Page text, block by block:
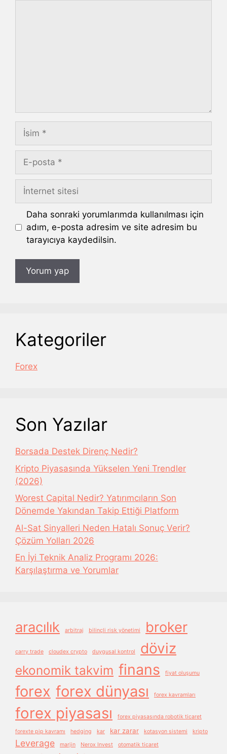
İsim
posta
İnternet
sitesi
Daha sonraki yorumlarımda kullanılması için
adım, e-posta adresim ve site adresim bu
tarayıcıya kaydedilsin.
Kategoriler
Forex
Son Yazılar
Borsada Destek Direnç Nedir?
Kripto Piyasasında Yükselen Yeni Trendler
(2026)
Worest Capital Nedir? Yatırımcıların Son
Dönemde Yakından Takip Ettiği Platform
Al-Sat Sinyalleri Neden Hatalı Sonuç Verir?
Çözüm Yolları 2026
En İyi Teknik Analiz Programı 2026:
Karşılaştırma ve Yorumlar
aracılık arbitraj bilinçli risk yönetimi broker
carry trade cloudex crypto duygusal kontrol döviz
ekonomik takvim finans fiyat oluşumu
forex forex dünyası forex kavramları
forex piyasası forex piyasasında robotik ticaret
forexte pip kavramı hedging kar kar zarar kotasyon sistemi kripto
Leverage marjin Nerox Invest otomatik ticaret